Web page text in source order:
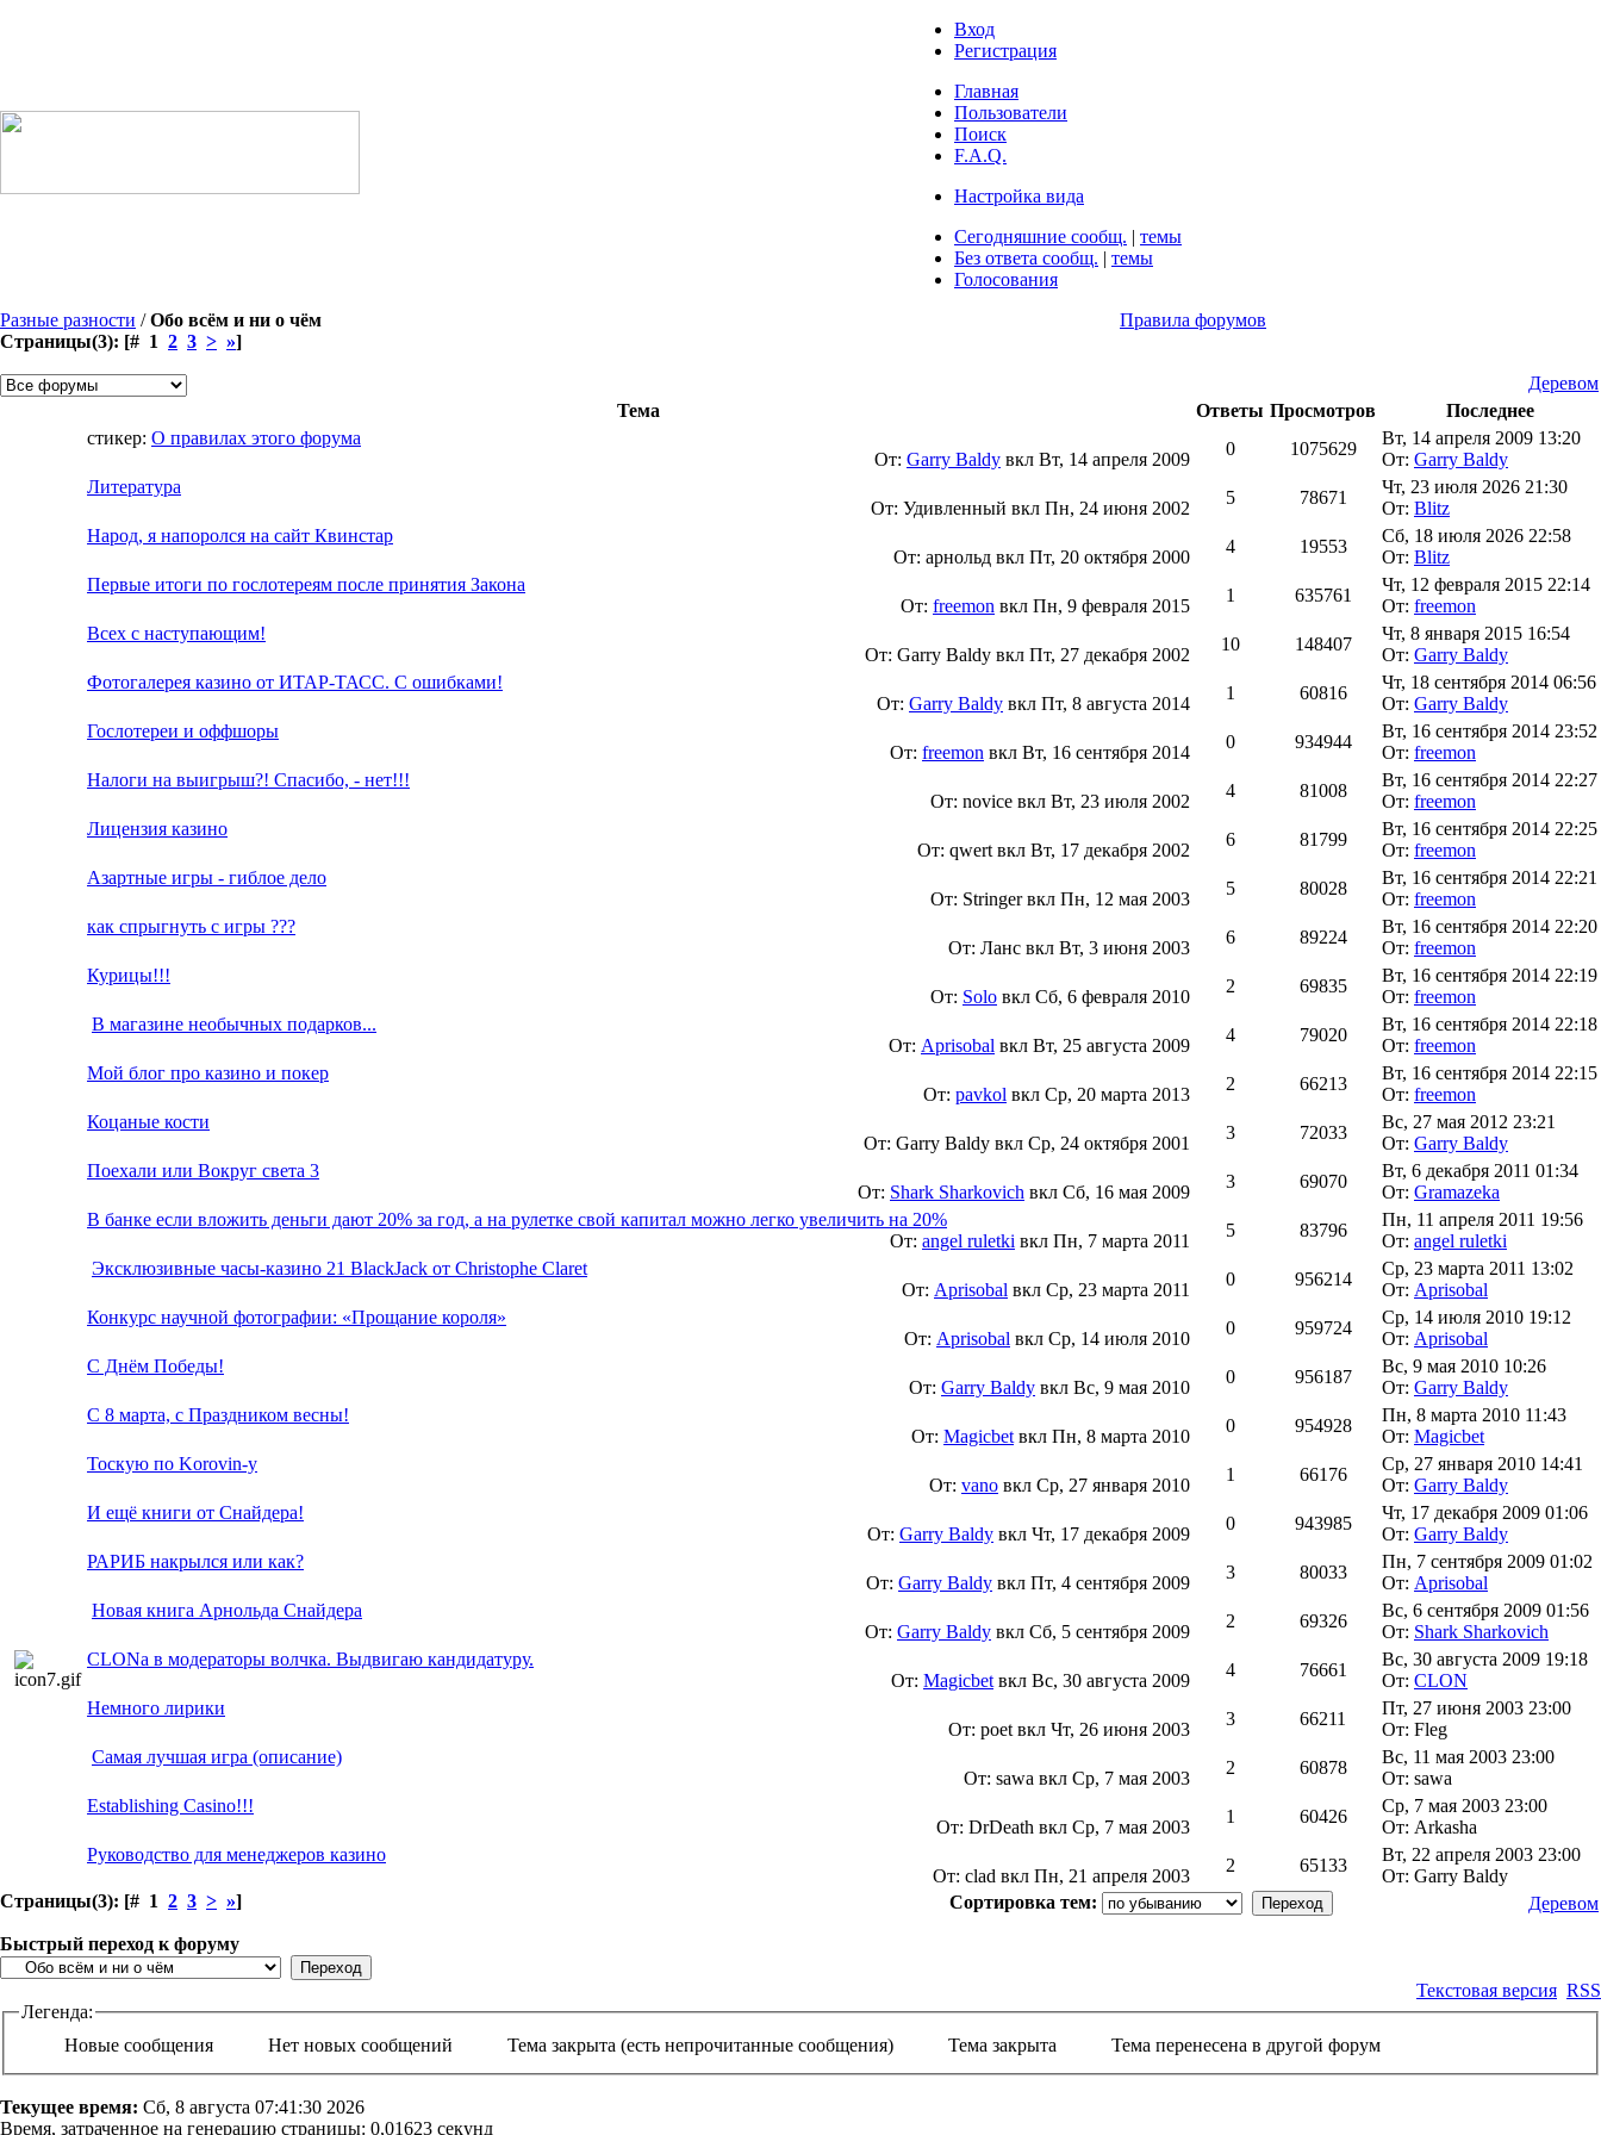
Вход
Регистрация
Главная
Пользователи
Поиск
F.A.Q.
Настройка вида
Сегодняшние сообщ. | темы
Без ответа сообщ. | темы
Голосования
Разные разности /Обо всём и ни о чём
Правила форумов
Страницы(3): [# 1 2 3 > »]
Деревом
Тема
Ответы Просмотров
Последнее
стикер: О правилах этого форума
От: Garry Baldy вкл Вт, 14 апреля 2009
0 1075629
Вт, 14 апреля 2009 13:20
От: Garry Baldy
Литература
От: Удивленный вкл Пн, 24 июня 2002
5 78671
Чт, 23 июля 2026 21:30
От: Blitz
Народ, я напоролся на сайт Квинстар
От: арнольд вкл Пт, 20 октября 2000
4 19553
Сб, 18 июля 2026 22:58
От: Blitz
Первые итоги по гослотереям после принятия Закона
От: freemon вкл Пн, 9 февраля 2015
1 635761
Чт, 12 февраля 2015 22:14
От: freemon
Всех с наступающим!
От: Garry Baldy вкл Пт, 27 декабря 2002
10 148407
Чт, 8 января 2015 16:54
От: Garry Baldy
Фотогалерея казино от ИТАР-ТАСС. С ошибками!
От: Garry Baldy вкл Пт, 8 августа 2014
1 60816
Чт, 18 сентября 2014 06:56
От: Garry Baldy
Гослотереи и оффшоры
От: freemon вкл Вт, 16 сентября 2014
0 934944
Вт, 16 сентября 2014 23:52
От: freemon
Налоги на выигрыш?! Спасибо, - нет!!!
От: novice вкл Вт, 23 июля 2002
4 81008
Вт, 16 сентября 2014 22:27
От: freemon
Лицензия казино
От: qwert вкл Вт, 17 декабря 2002
6 81799
Вт, 16 сентября 2014 22:25
От: freemon
Азартные игры - гиблое дело
От: Stringer вкл Пн, 12 мая 2003
5 80028
Вт, 16 сентября 2014 22:21
От: freemon
как спрыгнуть с игры ???
От: Ланс вкл Вт, 3 июня 2003
6 89224
Вт, 16 сентября 2014 22:20
От: freemon
Курицы!!!
От: Solo вкл Сб, 6 февраля 2010
2 69835
Вт, 16 сентября 2014 22:19
От: freemon
В магазине необычных подарков...
От: Aprisobal вкл Вт, 25 августа 2009
4 79020
Вт, 16 сентября 2014 22:18
От: freemon
Мой блог про казино и покер
От: pavkol вкл Ср, 20 марта 2013
2 66213
Вт, 16 сентября 2014 22:15
От: freemon
Коцаные кости
От: Garry Baldy вкл Ср, 24 октября 2001
3 72033
Вс, 27 мая 2012 23:21
От: Garry Baldy
Поехали или Вокруг света 3
От: Shark Sharkovich вкл Сб, 16 мая 2009
3 69070
Вт, 6 декабря 2011 01:34
От: Gramazeka
В банке если вложить деньги дают 20% за год, а на рулетке свой капитал можно легко увеличить на 20%
От: angel ruletki вкл Пн, 7 марта 2011
5 83796
Пн, 11 апреля 2011 19:56
От: angel ruletki
Эксклюзивные часы-казино 21 BlackJack от Christophe Claret
От: Aprisobal вкл Ср, 23 марта 2011
0 956214
Ср, 23 марта 2011 13:02
От: Aprisobal
Конкурс научной фотографии: «Прощание короля»
От: Aprisobal вкл Ср, 14 июля 2010
0 959724
Ср, 14 июля 2010 19:12
От: Aprisobal
С Днём Победы!
От: Garry Baldy вкл Вс, 9 мая 2010
0 956187
Вс, 9 мая 2010 10:26
От: Garry Baldy
С 8 марта, с Праздником весны!
От: Magicbet вкл Пн, 8 марта 2010
0 954928
Пн, 8 марта 2010 11:43
От: Magicbet
Тоскую по Korovin-у
От: vano вкл Ср, 27 января 2010
1 66176
Ср, 27 января 2010 14:41
От: Garry Baldy
И ещё книги от Снайдера!
От: Garry Baldy вкл Чт, 17 декабря 2009
0 943985
Чт, 17 декабря 2009 01:06
От: Garry Baldy
РАРИБ накрылся или как?
От: Garry Baldy вкл Пт, 4 сентября 2009
3 80033
Пн, 7 сентября 2009 01:02
От: Aprisobal
Новая книга Арнольда Снайдера
От: Garry Baldy вкл Сб, 5 сентября 2009
2 69326
Вс, 6 сентября 2009 01:56
От: Shark Sharkovich
CLONа в модераторы волчка. Выдвигаю кандидатуру.
От: Magicbet вкл Вс, 30 августа 2009
4 76661
Вс, 30 августа 2009 19:18
От: CLON
Немного лирики
От: poet вкл Чт, 26 июня 2003
3 66211
Пт, 27 июня 2003 23:00
От: Fleg
Самая лучшая игра (описание)
От: sawa вкл Ср, 7 мая 2003
2 60878
Вс, 11 мая 2003 23:00
От: sawa
Establishing Сasino!!!
От: DrDeath вкл Ср, 7 мая 2003
1 60426
Ср, 7 мая 2003 23:00
От: Arkasha
Руководство для менеджеров казино
От: clad вкл Пн, 21 апреля 2003
2 65133
Вт, 22 апреля 2003 23:00
От: Garry Baldy
Страницы(3): [# 1 2 3 > »] Сортировка тем:
Деревом
Быстрый переход к форуму
Текстовая версия RSS
Легенда:
Новые сообщения
Нет новых сообщений Тема закрыта (есть непрочитанные сообщения) Тема закрыта Тема перенесена в другой форум
Текущее время: Сб, 8 августа 07:41:30 2026
Время, затраченное на генерацию страницы: 0,01623 секунд